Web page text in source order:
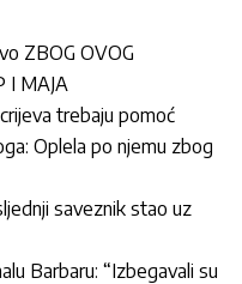
ZBOG OVOG
I MAJA
trebaju pomoć
Oplela po njemu zbog
saveznik stao uz
Barbaru: “Izbegavali su